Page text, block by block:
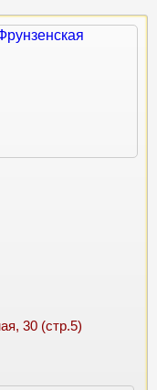
30 (стр.5)